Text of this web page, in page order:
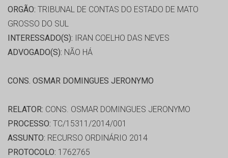
ORGÃO: TRIBUNAL DE CONTAS DO ESTADO DE MATO
GROSSO DO SUL
INTERESSADO(S): IRAN COELHO DAS NEVES
ADVOGADO(S): NÃO HÁ
CONS. OSMAR DOMINGUES JERONYMO
RELATOR: CONS. OSMAR DOMINGUES JERONYMO
PROCESSO: TC/15311/2014/001
ASSUNTO: RECURSO ORDINÁRIO 2014
PROTOCOLO: 1762765